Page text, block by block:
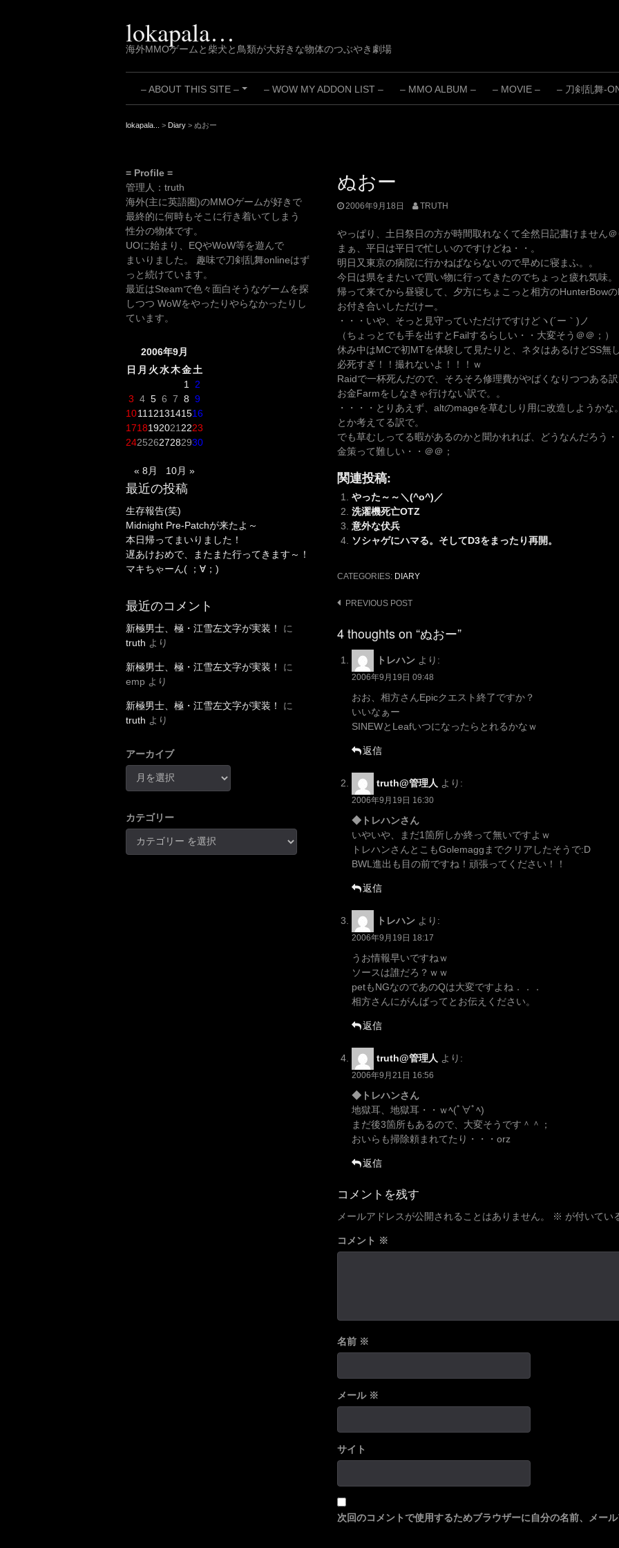
lokapala…
海外MMOゲームと柴犬と鳥類が大好きな物体のつぶやき劇場
+
– ABOUT THIS SITE – – WOW MY ADDON LIST – – MMO ALBUM – – MOVIE – – 刀剣乱舞-
lokapala... > Diary > ぬおー
ぬおー
2006年9月18日 TRUTH
やっぱり、土日祭日の方が時間取れなくて全然日記書けません＠
まぁ、平日は平日で忙しいのですけどね・・。
明日又東京の病院に行かねばならないので早めに寝まふ。。
今日は県をまたいで買い物に行ってきたのでちょっと疲れ気味。
帰って来てから昼寝して、夕方にちょこっと相方のHunterBow
お付き合いしただけー。
・・・いや、そっと見守っていただけですけどヽ(´ー｀)ノ
（ちょっとでも手を出すとFailするらしい・・大変そう＠＠；）
休み中はMCで初MTを体験して見たりと、ネタはあるけどSS無し
必死すぎ！！撮れないよ！！！ｗ
Raidで一杯死んだので、そろそろ修理費がやばくなりつつある
お金Farmをしなきゃ行けない訳で。。
・・・・とりあえず、altのmageを草むしり用に改造しようかな。
とか考えてる訳で。
でも草むしってる暇があるのかと聞かれれば、どうなんだろう・
金策って難しい・・＠＠；
関連投稿:
やった～～＼(^o^)／
洗濯機死亡OTZ
意外な伏兵
ソシャゲにハマる。そしてD3をまったり再開。
CATEGORIES: DIARY
Post
PREVIOUS POST
4 thoughts on “ぬおー”
トレハン より:
2006年9月19日 09:48
おお、相方さんEpicクエスト終了ですか？
いいなぁー
SINEWとLeafいつになったらとれるかなｗ
返信
truth@管理人 より:
2006年9月19日 16:30
◆トレハンさん
いやいや、まだ1箇所しか終って無いですよｗ
トレハンさんとこもGolemaggまでクリアしたそうで:D
BWL進出も目の前ですね！頑張ってください！！
返信
トレハン より:
2006年9月19日 18:17
うお情報早いですねｗ
ソースは誰だろ？ｗｗ
petもNGなのであのQは大変ですよね．．．
相方さんにがんばってとお伝えください。
返信
truth@管理人 より:
2006年9月21日 16:56
◆トレハンさん
地獄耳、地獄耳・・ｗﾍ(ﾟ∀ﾟﾍ)
まだ後3箇所もあるので、大変そうです＾＾；
おいらも掃除頼まれてたり・・・orz
返信
コメントを残す
メールアドレスが公開されることはありません。 ※ が付いてい
コメント ※
名前 ※
メール ※
サイト
次回のコメントで使用するためブラウザーに自分の名前、メール
= Profile =
管理人：truth
海外(主に英語圏)のMMOゲームが好きで
最終的に何時もそこに行き着いてしまう
性分の物体です。
UOに始まり、EQやWoW等を遊んで
まいりました。 趣味で刀剣乱舞onlineはず
っと続けています。
最近はSteamで色々面白そうなゲームを探
しつつ WoWをやったりやらなかったりし
ています。
2006年9月
日 月 火水木金土
1
2
3 4 5 6 7 8 9
1011 1213141516
1718192021 2223
24252627282930
« 8月 10月 »
最近の投稿
生存報告(笑)
Midnight Pre-Patchが来たよ～
本日帰ってまいりました！
遅あけおめで、またまた行ってきます～！
マキちゃーん( ；∀；)
最近のコメント
新極男士、極・江雪左文字が実装！
に
truth より
新極男士、極・江雪左文字が実装！
に
emp より
新極男士、極・江雪左文字が実装！
に
truth より
アーカイブ
カテゴリー